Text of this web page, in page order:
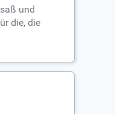
und
die, die